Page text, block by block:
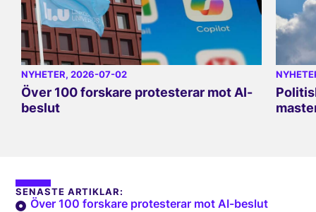
NYHETER, 2026-07-02
Över 100 forskare protesterar mot AI-
beslut
SENASTE ARTIKLAR:
Över 100 forskare protesterar mot AI-beslut